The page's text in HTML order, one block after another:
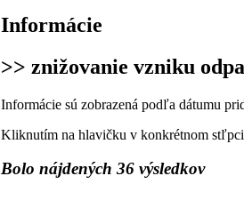
Informácie
>> znižovanie vzniku
Informácie sú zobrazená podľa dátumu
Kliknutím na hlavičku v konkrétnom
Bolo nájdených 36 výsledkov